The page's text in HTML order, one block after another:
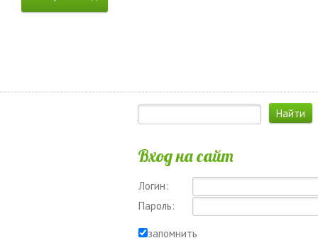
Вход на сайт
Логин:
Пароль:
запомнить